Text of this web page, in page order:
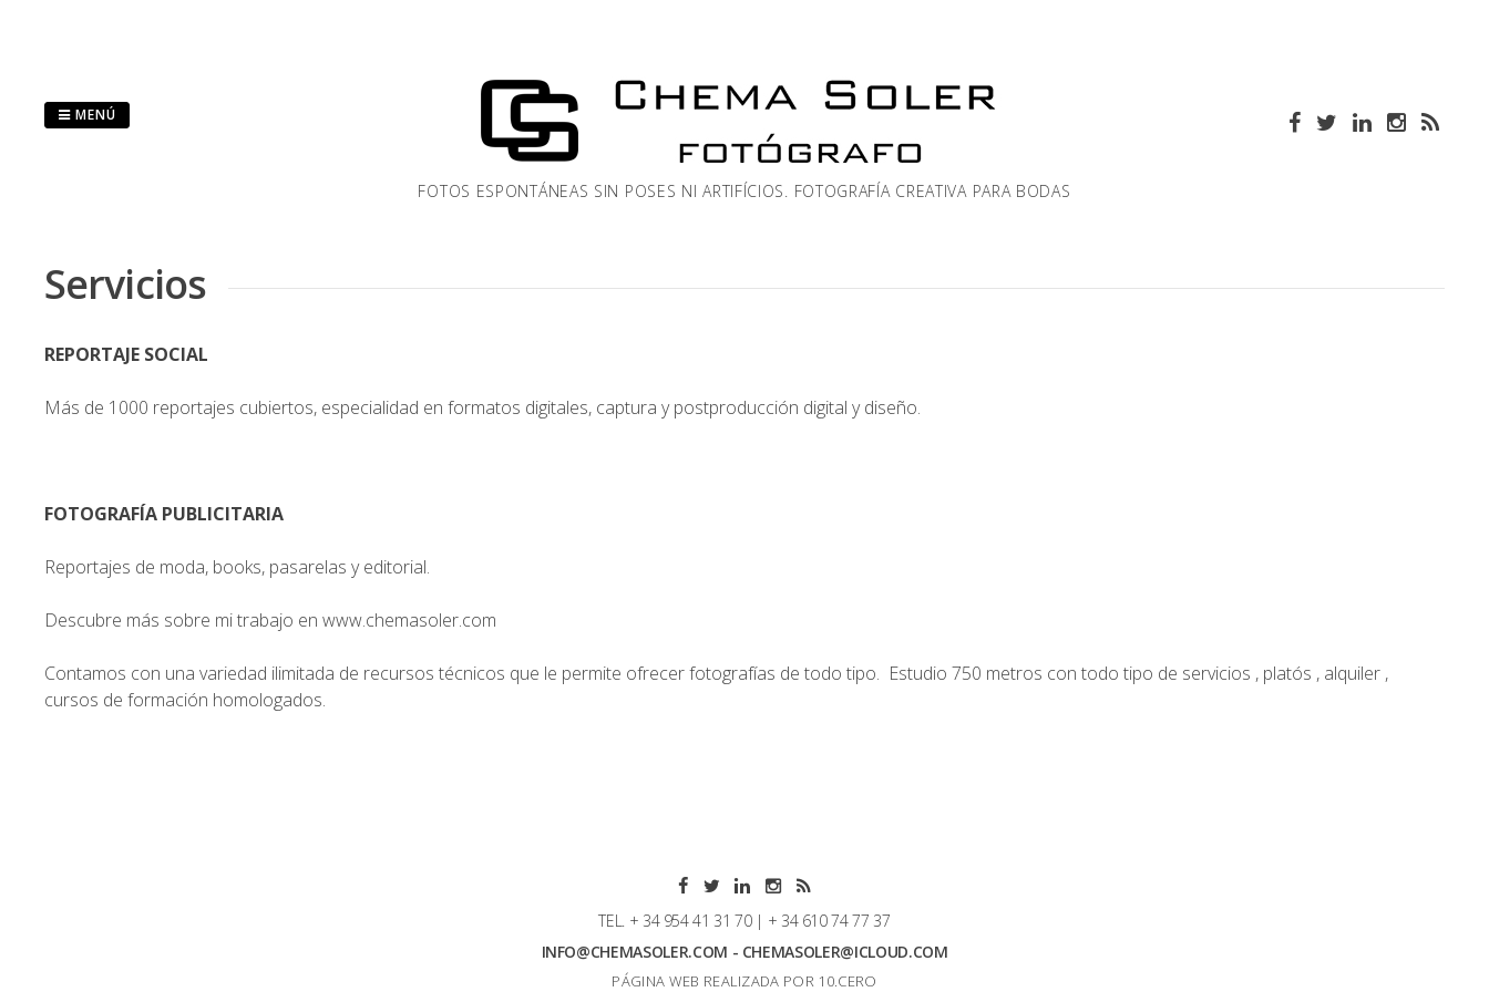
FOTOS ESPONTÁNEAS SIN POSES NI ARTIFÍCIOS. FOTOGRAFÍA CREATIVA PARA BODAS
MENÚ
Servicios
REPORTAJE SOCIAL
Más de 1000 reportajes cubiertos, especialidad en formatos digitales, captura y postproducción digital y diseño.
FOTOGRAFÍA PUBLICITARIA
Reportajes de moda, books, pasarelas y editorial.
Descubre más sobre mi trabajo en www.chemasoler.com
Contamos con una variedad ilimitada de recursos técnicos que le permite ofrecer fotografías de todo tipo. Estudio 750 metros con todo tipo de servicios , platós , alquiler ,
cursos de formación homologados.
TEL. + 34 954 41 31 70 | + 34 610 74 77 37
INFO@CHEMASOLER.COM - CHEMASOLER@ICLOUD.COM
PÁGINA WEB REALIZADA POR 10.CERO